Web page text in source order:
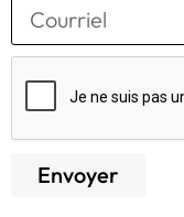
Envoyer